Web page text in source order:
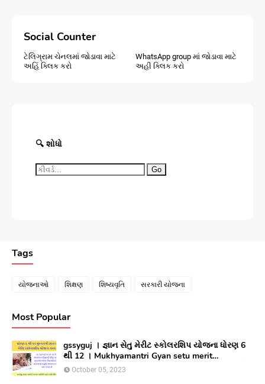
Social Counter
ટેલિગ્રામ ચેનલમાં જોડાવા માટે
અહિં ક્લિક કરો
WhatsApp group માં જોડાવા માટે
અહી ક્લિક કરો
🔍 શોધો
Go
Tags
યોજનાઓ શિક્ષણ શિષ્યવૃતિ સરકારી યોજના
Most Popular
gssyguj । જ્ઞાન સેતુ મેરીટ સ્કોલરશિપ યોજના ધોરણ 6
થી 12 । Mukhyamantri Gyan setu merit
Scholarship yojana 2023 ।સીલેક્ટ થયેલ વિધાર્થીઓ
લાભ મેળવવા માટે ઓનલાઇન અરજી કરો
October 05, 2023